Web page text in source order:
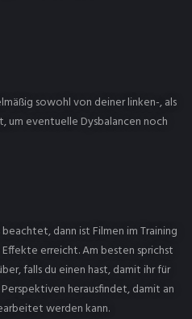
sowohl von deiner linken-, als
um eventuelle Dysbalancen noch
dann ist Filmen im Training
erreicht. Am besten sprichst
falls du einen hast, damit ihr für
herausfindet, damit an
werden kann.